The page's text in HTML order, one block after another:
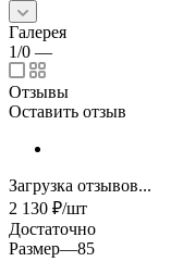
Галерея
1/0 —
Отзывы
Оставить отзыв
Загрузка отзывов...
2 130 ₽/шт
Достаточно
Размер—85